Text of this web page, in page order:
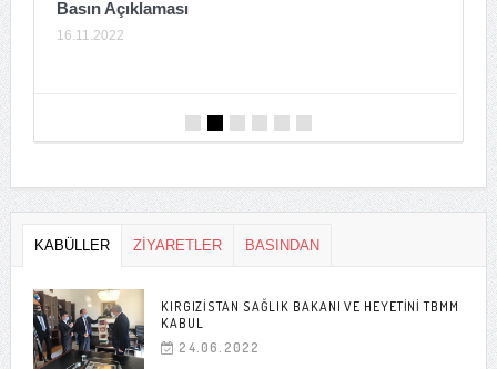
Basın Açıklaması
16.11.2022
KABÜLLER ZİYARETLER BASINDAN
KIRGIZISTAN SAĞLIK BAKANI VE HEYETINI TBMM
KABUL
24.06.2022